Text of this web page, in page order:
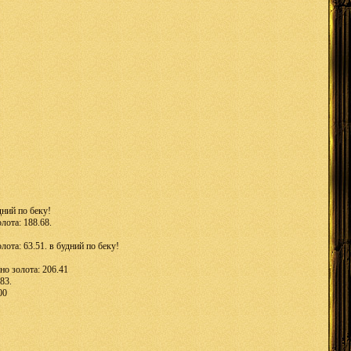
по беку!
188.68.
63.51. в будний по беку!
золота: 206.41